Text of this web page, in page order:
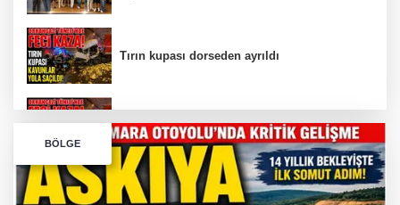
Tırın kupası dorseden ayrıldı
Bursa’da Orhangazi Tüneli’nde feci kaza:
İHRACAT REKORU VAR, PEKİ EMEĞİN
KARŞILIĞI NEREDE?
BÖLGE